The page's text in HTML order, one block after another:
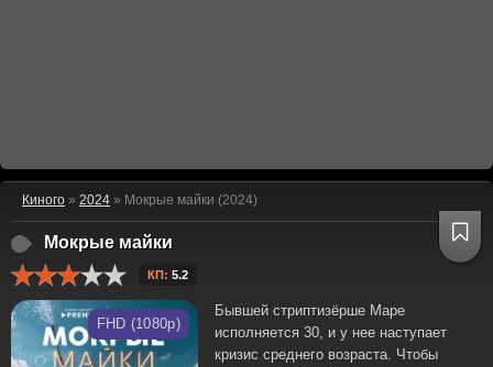
Киного » 2024 » Мокрые майки (2024)
Мокрые майки
КП: 5.2
FHD (1080p)
Бывшей стриптизёрше Маре
исполняется 30, и у нее наступает
кризис среднего возраста. Чтобы